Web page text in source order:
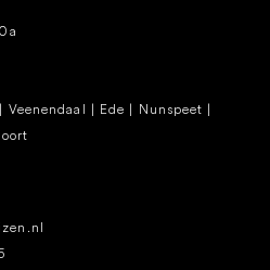
| Ede | Nunspeet |